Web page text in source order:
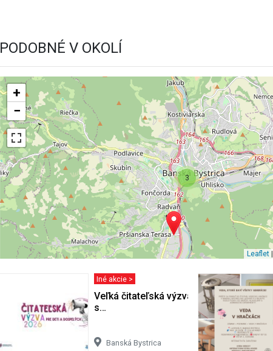
PODOBNÉ V OKOLÍ
3
+
−
Leaflet
Iné akcie >
Veľká čitateľská výzva 2026: Prečítajte
s…
Banská Bystrica